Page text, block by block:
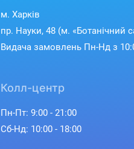
м. Харків
пр. Науки, 48 (м. «Ботанічний
Видача замовлень Пн-Нд з
Колл-центр
Пн-Пт: 9:00 - 21:00
Сб-Нд: 10:00 - 18:00